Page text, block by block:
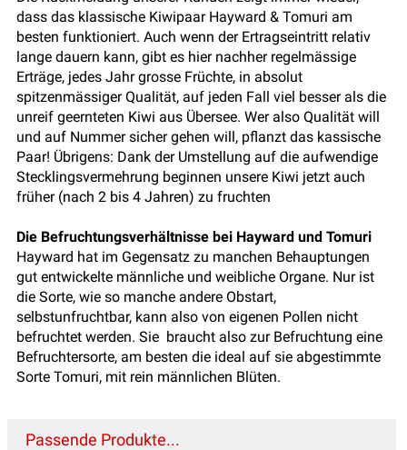
dass das klassische Kiwipaar Hayward & Tomuri am
besten funktioniert. Auch wenn der Ertragseintritt relativ
lange dauern kann, gibt es hier nachher regelmässige
Erträge, jedes Jahr grosse Früchte, in absolut
spitzenmässiger Qualität, auf jeden Fall viel besser als die
unreif geernteten Kiwi aus Übersee. Wer also Qualität will
und auf Nummer sicher gehen will, pflanzt das kassische
Paar! Übrigens: Dank der Umstellung auf die aufwendige
Stecklingsvermehrung beginnen unsere Kiwi jetzt auch
früher (nach 2 bis 4 Jahren) zu fruchten
Die Befruchtungsverhältnisse bei Hayward und Tomuri
Hayward hat im Gegensatz zu manchen Behauptungen
gut entwickelte männliche und weibliche Organe. Nur ist
die Sorte, wie so manche andere Obstart,
selbstunfruchtbar, kann also von eigenen Pollen nicht
befruchtet werden. Sie braucht also zur Befruchtung eine
Befruchtersorte, am besten die ideal auf sie abgestimmte
Sorte Tomuri, mit rein männlichen Blüten.
Passende Produkte...